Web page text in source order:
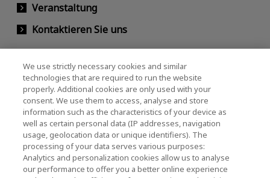
Veranstaltung
Kontaktieren Sie uns
KIOXIA Holdings Corporation
(Gesellschaftsrecht / Investor Relations)
KIOXIA Holdings Corporation Home
Investorenbeziehungen
We use strictly necessary cookies and similar
technologies that are required to run the website
properly. Additional cookies are only used with your
consent. We use them to access, analyse and store
information such as the characteristics of your device as
well as certain personal data (IP addresses, navigation
usage, geolocation data or unique identifiers). The
processing of your data serves various purposes:
Analytics and personalization cookies allow us to analyse
our performance to offer you a better online experience